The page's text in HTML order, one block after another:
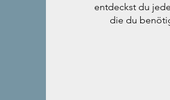
entdeckst du
die du